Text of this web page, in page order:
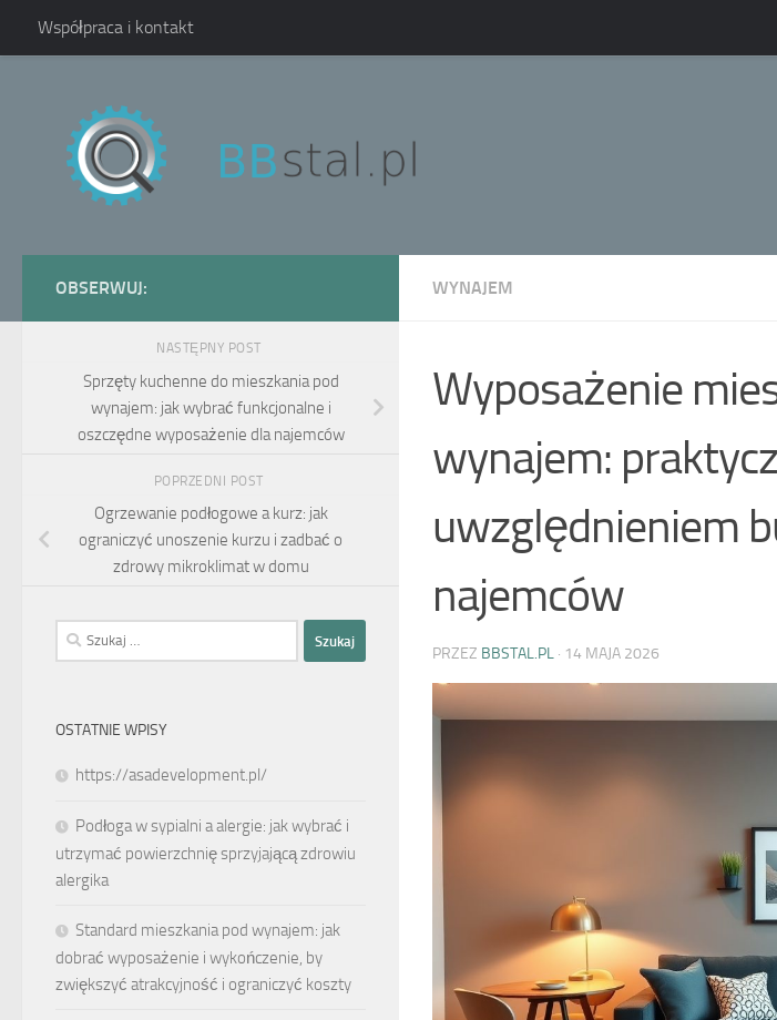
Skip to content
Współpraca i kontakt
WYNAJEM
Wyposażenie
wynajem:
uwzględnieniem
najemców
PRZEZ BBSTAL.PL · 14 MAJA 2026
OBSERWUJ:
NASTĘPNY POST
Sprzęty kuchenne do mieszkania pod
wynajem: jak wybrać funkcjonalne i
oszczędne wyposażenie dla najemców
POPRZEDNI POST
Ogrzewanie podłogowe a kurz: jak
ograniczyć unoszenie kurzu i zadbać o
zdrowy mikroklimat w domu
Szukaj:
OSTATNIE WPISY
https://asadevelopment.pl/
Podłoga w sypialni a alergie: jak wybrać i
utrzymać powierzchnię sprzyjającą zdrowiu
alergika
Standard mieszkania pod wynajem: jak
dobrać wyposażenie i wykończenie, by
zwiększyć atrakcyjność i ograniczyć koszty